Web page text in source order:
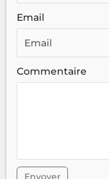
Email
Commentaire
Envoyer